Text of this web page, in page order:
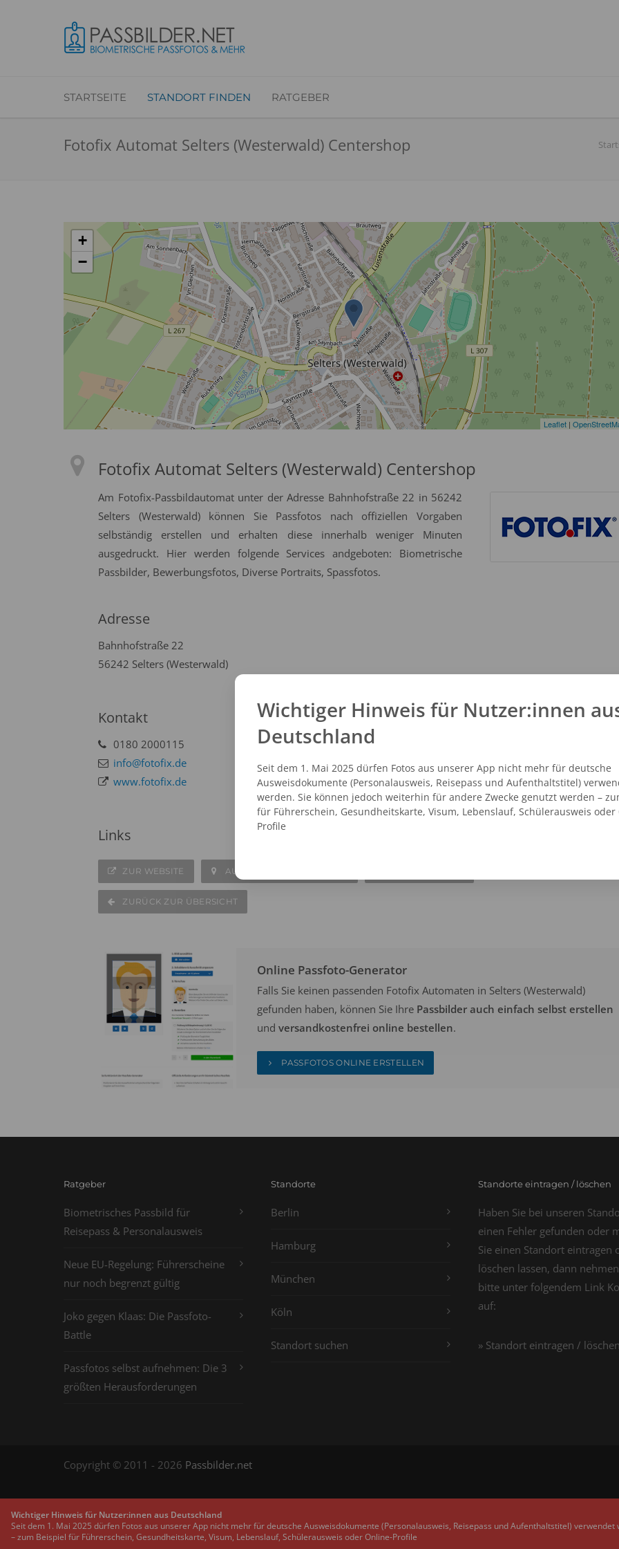
STARTSEITE STANDORT FINDEN RATGEBER
Fotofix Automat Selters (Westerwald) Centershop
+
−
Leaflet |
Fotofix Automat Selters (Westerwald) Centershop
Am Fotofix-Passbildautomat unter der Adresse Bahnhofstraße 22 in 56242
Selters (Westerwald) können Sie Passfotos nach offiziellen Vorgaben
selbständig erstellen und erhalten diese innerhalb weniger Minuten
ausgedruckt. Hier werden folgende Services andgeboten: Biometrische
Passbilder, Bewerbungsfotos, Diverse Portraits, Spassfotos.
Adresse
Bahnhofstraße 22
56242 Selters (Westerwald)
Kontakt
0180 2000115
info@fotofix.de
www.fotofix.de
Links
ZUR WEBSITE AUF DER KARTE ANZEIGEN
ZURÜCK ZUR ÜBERSICHT
Online Passfoto-Generator
Falls Sie keinen passenden Fotofix Automaten in Selters (Westerwald)
gefunden haben, können Sie Ihre Passbilder auch einfach selbst erstellen
und versandkostenfrei online bestellen.
PASSFOTOS ONLINE ERSTELLEN
Ratgeber
Biometrisches Passbild für
Reisepass & Personalausweis
Neue EU-Regelung: Führerscheine
nur noch begrenzt gültig
Joko gegen Klaas: Die Passfoto-
Battle
Passfotos selbst aufnehmen: Die 3
größten Herausforderungen
Standorte
Berlin
Hamburg
München
Köln
Standort suchen
Standorte eintragen / löschen
Haben Sie bei unseren
einen Fehler gefunden oder
Sie einen Standort eintragen
löschen lassen, dann
bitte unter folgendem Link
auf:
» Standort eintragen / löschen
Copyright © 2011 - 2026 Passbilder.net
Wichtiger Hinweis für Nutzer:innen aus Deutschland
Seit dem 1. Mai 2025 dürfen Fotos aus unserer App nicht mehr für deutsche Ausweisdokumente (Personalausweis, Reisepass und Aufenthaltstitel)
– zum Beispiel für Führerschein, Gesundheitskarte, Visum, Lebenslauf, Schülerausweis oder Online-Profile
Wichtiger Hinweis für Nutzer:innen
Deutschland
Seit dem 1. Mai 2025 dürfen Fotos aus unserer App nicht mehr für deutsche
Ausweisdokumente (Personalausweis, Reisepass und Aufenthaltstitel)
werden. Sie können jedoch weiterhin für andere Zwecke genutzt werden –
für Führerschein, Gesundheitskarte, Visum, Lebenslauf, Schülerausweis oder
Profile